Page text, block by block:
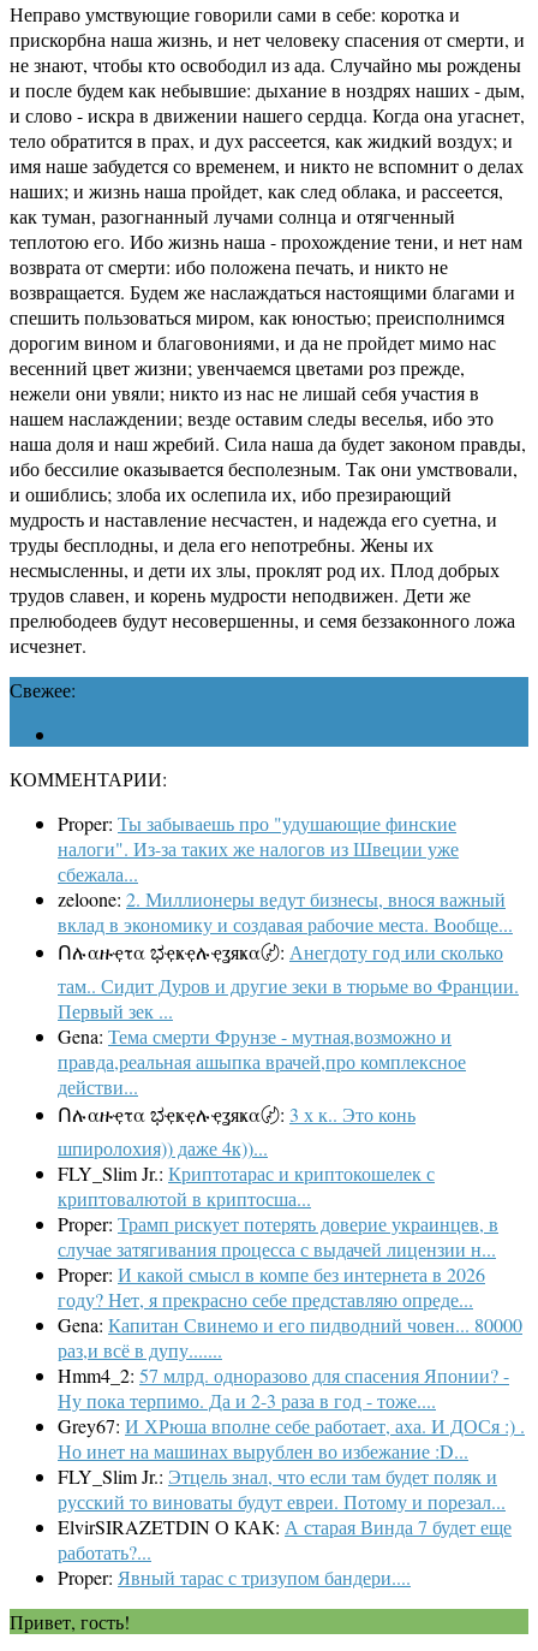
Неправо умствующие говорили сами в себе: коротка и
прискорбна наша жизнь, и нет человеку спасения от смерти, и
не знают, чтобы кто освободил из ада. Случайно мы рождены
и после будем как небывшие: дыхание в ноздрях наших - дым,
и слово - искра в движении нашего сердца. Когда она угаснет,
тело обратится в прах, и дух рассеется, как жидкий воздух; и
имя наше забудется со временем, и никто не вспомнит о делах
наших; и жизнь наша пройдет, как след облака, и рассеется,
как туман, разогнанный лучами солнца и отягченный
теплотою его. Ибо жизнь наша - прохождение тени, и нет нам
возврата от смерти: ибо положена печать, и никто не
возвращается. Будем же наслаждаться настоящими благами и
спешить пользоваться миром, как юностью; преисполнимся
дорогим вином и благовониями, и да не пройдет мимо нас
весенний цвет жизни; увенчаемся цветами роз прежде,
нежели они увяли; никто из нас не лишай себя участия в
нашем наслаждении; везде оставим следы веселья, ибо это
наша доля и наш жребий. Сила наша да будет законом правды,
ибо бессилие оказывается бесполезным. Так они умствовали,
и ошиблись; злоба их ослепила их, ибо презирающий
мудрость и наставление несчастен, и надежда его суетна, и
труды бесплодны, и дела его непотребны. Жены их
несмысленны, и дети их злы, проклят род их. Плод добрых
трудов славен, и корень мудрости неподвижен. Дети же
прелюбодеев будут несовершенны, и семя беззаконного ложа
исчезнет.
Свежее:
КОММЕНТАРИИ:
Proper: Ты забываешь про "удушающие финские
налоги". Из-за таких же налогов из Швеции уже
сбежала...
zeloone: 2. Миллионеры ведут бизнесы, внося важный
вклад в экономику и создавая рабочие места. Вообще...
Ոሉαዙҿτα ಭҿҝҿሉҿʓяҝα〄: Анегдоту год или сколько
там.. Сидит Дуров и другие зеки в тюрьме во Франции.
Первый зек ...
Gena: Тема смерти Фрунзе - мутная,возможно и
правда,реальная ашыпка врачей,про комплексное
действи...
Ոሉαዙҿτα ಭҿҝҿሉҿʓяҝα〄: 3 х к.. Это конь
шпиролохия)) даже 4к))...
FLY_Slim Jr.: Криптотарас и криптокошелек с
криптовалютой в криптосша...
Proper: Трамп рискует потерять доверие украинцев, в
случае затягивания процесса с выдачей лицензии н...
Proper: И какой смысл в компе без интернета в 2026
году? Нет, я прекрасно себе представляю опреде...
Gena: Капитан Свинемо и его пидводний човен... 80000
раз,и всё в дупу.......
Hmm4_2: 57 млрд. одноразово для спасения Японии? -
Ну пока терпимо. Да и 2-3 раза в год - тоже....
Grey67: И ХРюша вполне себе работает, аха. И ДОСя :) .
Но инет на машинах вырублен во избежание :D...
FLY_Slim Jr.: Этцель знал, что если там будет поляк и
русский то виноваты будут евреи. Потому и порезал...
ElvirSIRAZETDIN О КАК: А старая Винда 7 будет еще
работать?...
Proper: Явный тарас с тризупом бандери....
Привет, гость!